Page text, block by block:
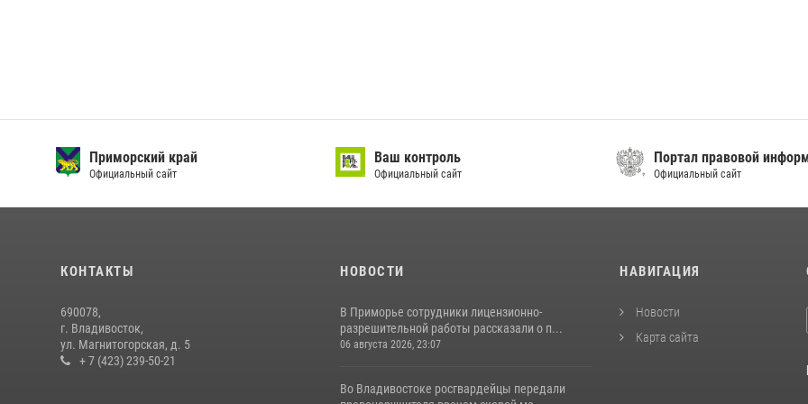
Приморский край
Официальный сайт
Ваш контроль
Официальный сайт
Портал правовой
Официальный сайт
КОНТАКТЫ
690078,
г. Владивосток,
ул. Магнитогорская, д. 5
+ 7 (423) 239-50-21
НОВОСТИ
В Приморье сотрудники лицензионно-
разрешительной работы рассказали о п...
06 августа 2026, 23:07
Во Владивостоке росгвардейцы передали
НАВИГАЦИЯ
Новости
Карта сайта